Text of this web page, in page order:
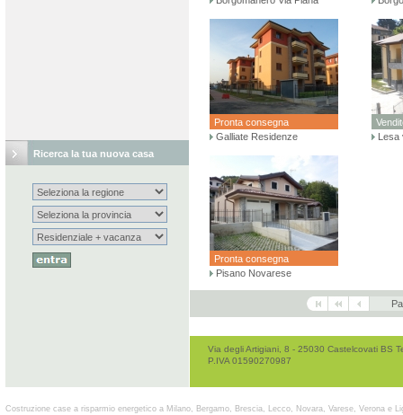
Ricerca la tua nuova casa
Pronta consegna
Galliate Residenze
Lesa
Pronta consegna
Pisano Novarese
Via degli Artigiani, 8 - 25030 Castelcovati BS
P.IVA 01590270987
Costruzione case a risparmio energetico a Milano, Bergamo, Brescia, Lecco, Novara, Varese, Verona e